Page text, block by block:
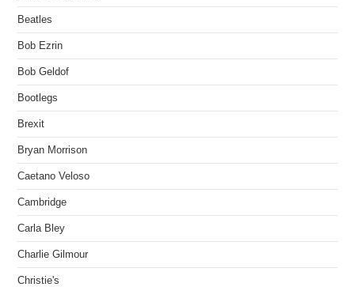
Beatles
Bob Ezrin
Bob Geldof
Bootlegs
Brexit
Bryan Morrison
Caetano Veloso
Cambridge
Carla Bley
Charlie Gilmour
Christie's